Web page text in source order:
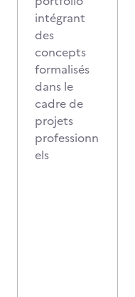
intégrant
des
concepts
formalisés
dans le
cadre de
projets
professionn
els